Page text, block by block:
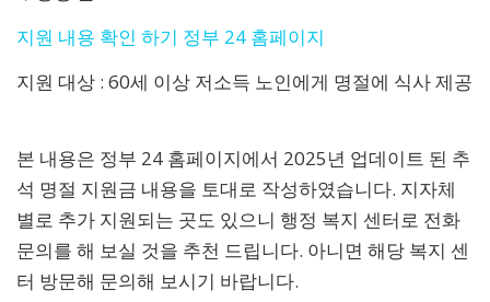
지원 내용 확인 하기 정부 24 홈페이지
지원 대상 : 60세 이상 저소득 노인에게 명절에 식사 제공
본 내용은 정부 24 홈페이지에서 2025년 업데이트 된 추
석 명절 지원금 내용을 토대로 작성하였습니다. 지자체
별로 추가 지원되는 곳도 있으니 행정 복지 센터로 전화
문의를 해 보실 것을 추천 드립니다. 아니면 해당 복지 센
터 방문해 문의해 보시기 바랍니다.